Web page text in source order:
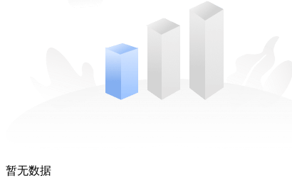
暂无数据